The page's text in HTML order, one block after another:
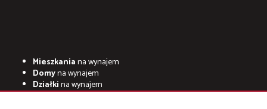
Mieszkaniana wynajem
Domyna wynajem
Działkina wynajem
Lokalena wynajem